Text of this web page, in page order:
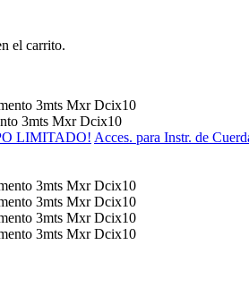
el carrito.
3mts Mxr Dcix10
LIMITADO! Acces. para Instr. de